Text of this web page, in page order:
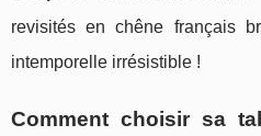
revisités en chêne français
intemporelle irrésistible !
Comment choisir sa